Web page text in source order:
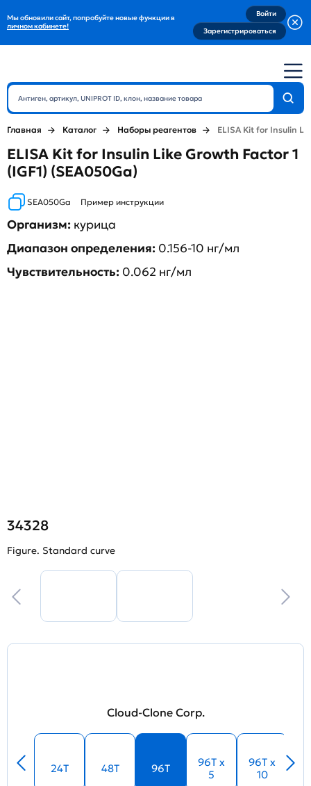
Мы обновили сайт, попробуйте новые функции в
личном кабинете!
Войти
Зарегистрироваться
Главная Каталог Наборы реагентов ELISA Kit for Insulin
ELISA Kit for Insulin Like Growth Factor 1
(IGF1) (SEA050Ga)
SEA050Ga Пример инструкции
Организм: курица
Диапазон определения: 0.156-10 нг/мл
Чувствительность: 0.062 нг/мл
34328
Figure. Standard curve
Cloud-Clone Corp.
24T 48T 96T
96T x
5
96T x
10